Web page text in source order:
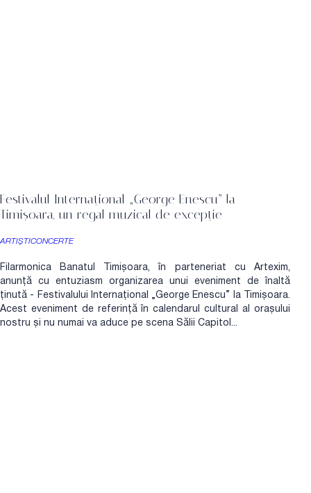
Festivalul Internațional „George Enescu” la
Timișoara, un regal muzical de excepție
ARTIȘTICONCERTE
Filarmonica Banatul Timișoara, în parteneriat cu Artexim,
anunță cu entuziasm organizarea unui eveniment de înaltă
ținută - Festivalului Internațional „George Enescu” la Timișoara.
Acest eveniment de referință în calendarul cultural al orașului
nostru și nu numai va aduce pe scena Sălii Capitol...